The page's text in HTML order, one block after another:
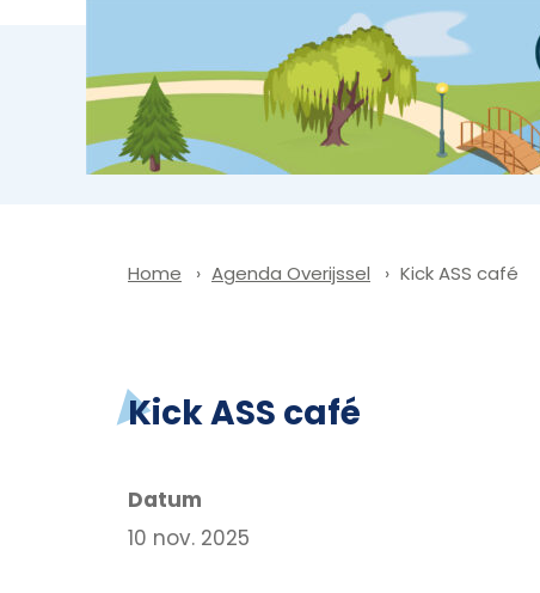
Home Agenda Overijssel Kick ASS café
Kick ASS café
Datum
10 nov. 2025